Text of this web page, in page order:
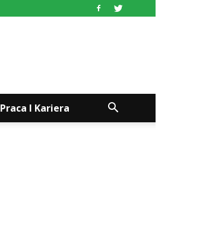
Praca I Kariera